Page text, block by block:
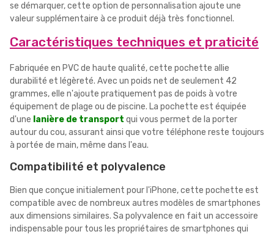
se démarquer, cette option de personnalisation ajoute une
valeur supplémentaire à ce produit déjà très fonctionnel.
Caractéristiques techniques et praticité
Fabriquée en PVC de haute qualité, cette pochette allie
durabilité et légèreté. Avec un poids net de seulement 42
grammes, elle n'ajoute pratiquement pas de poids à votre
équipement de plage ou de piscine. La pochette est équipée
d'une lanière de transport qui vous permet de la porter
autour du cou, assurant ainsi que votre téléphone reste toujours
à portée de main, même dans l'eau.
Compatibilité et polyvalence
Bien que conçue initialement pour l'iPhone, cette pochette est
compatible avec de nombreux autres modèles de smartphones
aux dimensions similaires. Sa polyvalence en fait un accessoire
indispensable pour tous les propriétaires de smartphones qui